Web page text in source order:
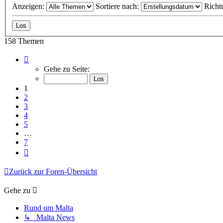
Anzeigen: Sortiere nach:
158 Themen
von
Gehe zu Seite:
1
2
3
4
5
…
7
Zurück zur Foren-Übersicht
Gehe zu
Rund um Malta
↳ Malta News